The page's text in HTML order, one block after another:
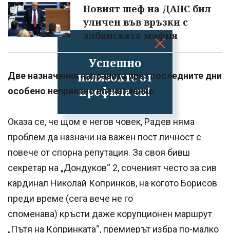
Успешно
излязохте от
профила си!
Новият шеф на ДАНС бил
уличен във връзки с
албанската мафия
Две назначения направиха през последните дни
особено неприятно впечатление.
Оказа се, че щом е негов човек, Радев няма
проблем да назначи на важен пост личност с
повече от спорна репутация. За своя бивш
секретар на „Дондуков“ 2, соченият често за сив
кардинал Николай Копринков, на когото Борисов
преди време (сега вече не го
споменава) кръсти даже корупционен маршрут
„Пътя на Копринката“, премиерът избра по-малко